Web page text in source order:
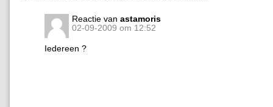
Reactie van astamoris
02-09-2009 om 12:52
Iedereen ?